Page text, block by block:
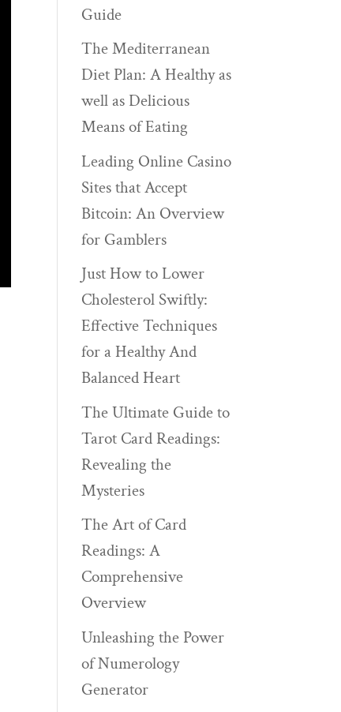
Guide
The Mediterranean
Diet Plan: A Healthy as
well as Delicious
Means of Eating
Leading Online Casino
Sites that Accept
Bitcoin: An Overview
for Gamblers
Just How to Lower
Cholesterol Swiftly:
Effective Techniques
for a Healthy And
Balanced Heart
The Ultimate Guide to
Tarot Card Readings:
Revealing the
Mysteries
The Art of Card
Readings: A
Comprehensive
Overview
Unleashing the Power
of Numerology
Generator